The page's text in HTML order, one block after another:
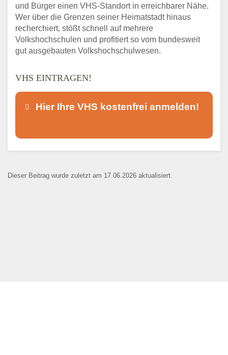
und Bürger einen VHS-Standort in erreichbarer Nähe.
Wer über die Grenzen seiner Heimatstadt hinaus
recherchiert, stößt schnell auf mehrere
Volkshochschulen und profitiert so vom bundesweit
gut ausgebauten Volkshochschulwesen.
VHS EINTRAGEN!
Hier Ihre VHS kostenfrei anmelden!
Kontaktaufnahme und ist nicht
Dieser Beitrag wurde zuletzt am 17.06.2026 aktualisiert.